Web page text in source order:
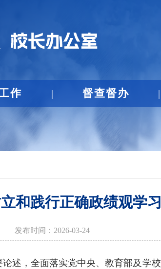
作 | 督查督办 |
和践行正确政绩观学
发布时间：2026-03-24
述，全面落实党中央、教育部及学